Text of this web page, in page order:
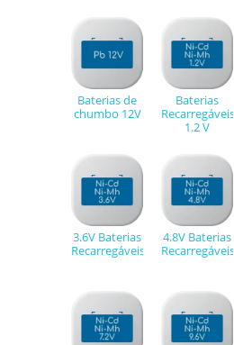
Baterias de
chumbo 12V
Baterias
Recarregáveis
1.2 V
3.6V Baterias
Recarregáveis
4.8V Baterias
Recarregáveis